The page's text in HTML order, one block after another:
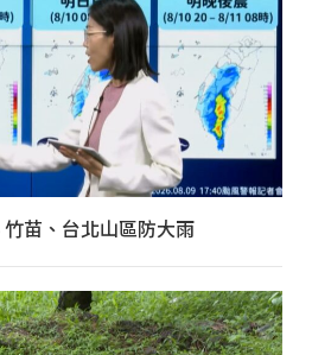
苗、台北山區防大雨